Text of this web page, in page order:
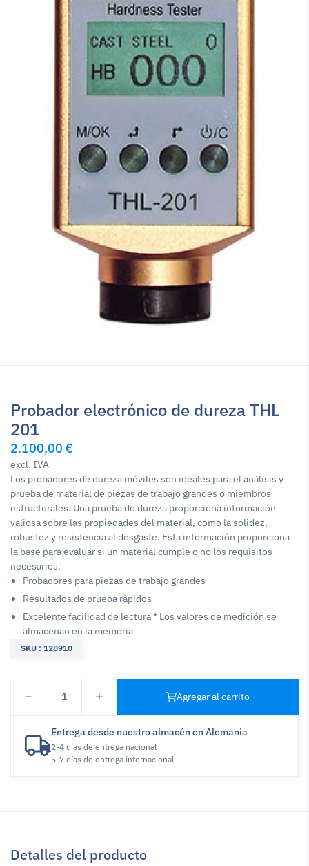
Probador electrónico de dureza THL
201
2.100,00 €
excl. IVA
Los probadores de dureza móviles son ideales para el análisis y
prueba de material de piezas de trabajo grandes o miembros
estructurales. Una prueba de dureza proporciona información
valiosa sobre las propiedades del material, como la solidez,
robustez y resistencia al desgaste. Esta información proporciona
la base para evaluar si un material cumple o no los requisitos
necesarios.
Probadores para piezas de trabajo grandes
Resultados de prueba rápidos
Excelente facilidad de lectura * Los valores de medición se
almacenan en la memoria
SKU : 128910
1 Agregar al carrito
Entrega desde nuestro almacén en Alemania
2-4 días de entrega nacional
5-7 días de entrega internacional
Detalles del producto